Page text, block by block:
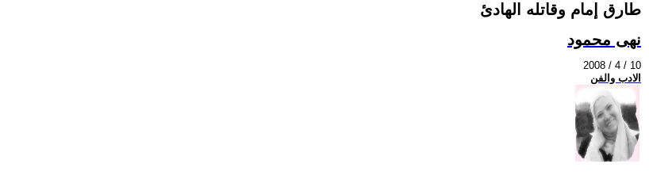
طارق إمام وقاتله الهادئ
نهى محمود
2008 / 4 / 10
الادب والفن